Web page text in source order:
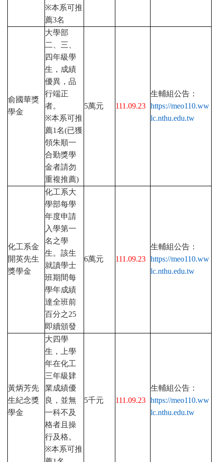
※本系可推
薦3名
俞國華獎
學金
大學部
二、三、
四年級學
生，成績
優異，品
行端正
者。
※本系可推
薦1名(已獲
領朱順一
合勤獎學
金者請勿
重複推薦)
5萬元 111.09.23
生輔組公告：
https://meo110.ww
lc.nthu.edu.tw
化工系金
開英先生
獎學金
化工系大
學部每學
年度申請
入學第一
名之學
生。該生
就讀學士
班期間每
學年成績
達全班前
百分之25
即續頒發
6萬元 111.09.23
生輔組公告：
https://meo110.ww
lc.nthu.edu.tw
黃炳芳先
生紀念獎
學金
大四學
生，上學
年在化工
三年級肄
業成績優
良，並無
一科不及
格者且操
行及格。
※本系可推
5千元 111.09.23
生輔組公告：
https://meo110.ww
lc.nthu.edu.tw